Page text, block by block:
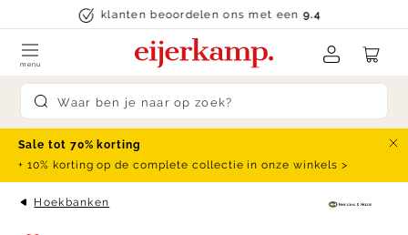
Skip to contentklanten beoordelen ons met een9.4
Submit search
menu
Sale tot 70% korting
+ 10% korting op de complete collectie in onze winkels >
Hoekbanken